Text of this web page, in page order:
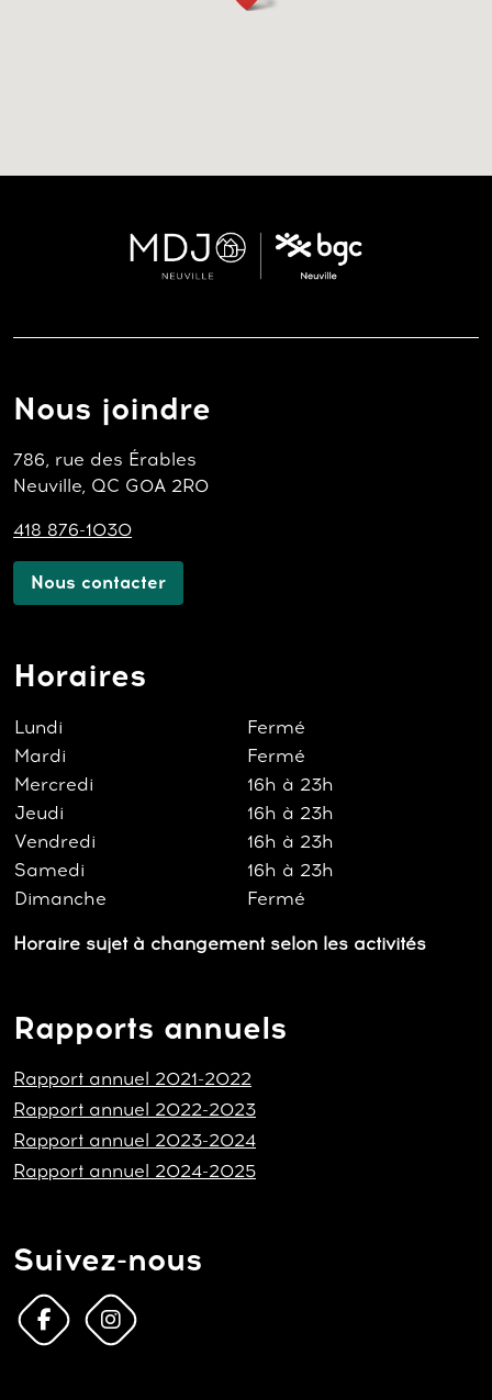
Nous joindre
786, rue des Érables
Neuville, QC G0A 2R0
418 876-1030
Nous contacter
Horaires
Lundi
Fermé
Mardi
Fermé
Mercredi
16h à 23h
Jeudi
16h à 23h
Vendredi
16h à 23h
Samedi
16h à 23h
Dimanche
Fermé
Horaire sujet à changement selon les activités
Rapports annuels
Rapport annuel 2021-2022
Rapport annuel 2022-2023
Rapport annuel 2023-2024
Rapport annuel 2024-2025
Suivez-nous